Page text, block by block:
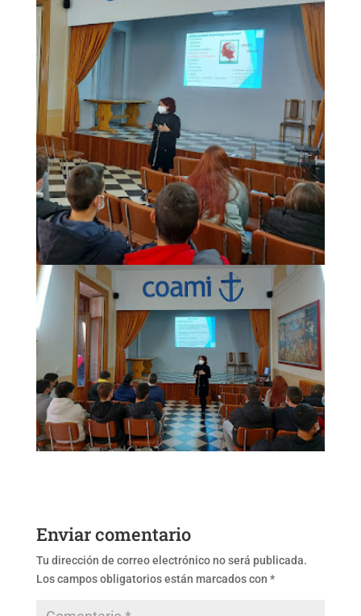
Enviar comentario
Tu dirección de correo electrónico no será publicada.
Los campos obligatorios están marcados con *